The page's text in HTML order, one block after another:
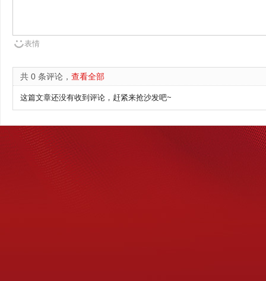
表情
共 0 条评论， 查看全部
这篇文章还没有收到评论，赶紧来抢沙发吧~